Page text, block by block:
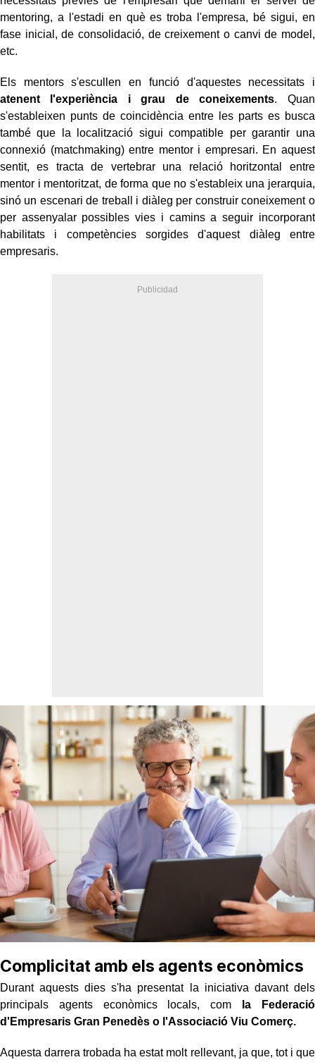
mentoring, a l'estadi en què es troba l'empresa, bé sigui, en
fase inicial, de consolidació, de creixement o canvi de model,
etc.
Els mentors s'escullen en funció d'aquestes necessitats i
atenent l'experiència i grau de coneixements. Quan
s'estableixen punts de coincidència entre les parts es busca
també que la localització sigui compatible per garantir una
connexió (matchmaking) entre mentor i empresari. En aquest
sentit, es tracta de vertebrar una relació horitzontal entre
mentor i mentoritzat, de forma que no s'estableix una jerarquia,
sinó un escenari de treball i diàleg per construir coneixement o
per assenyalar possibles vies i camins a seguir incorporant
habilitats i competències sorgides d'aquest diàleg entre
empresaris.
Complicitat amb els agents econòmics
Durant aquests dies s'ha presentat la iniciativa davant dels
principals agents econòmics locals, com
la Federació
d'Empresaris Gran Penedès o l'Associació Viu Comerç.
Aquesta darrera trobada ha estat molt rellevant, ja que, tot i que